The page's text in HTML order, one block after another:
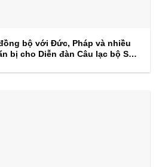
bộ với Đức, Pháp và nhiều
bị cho Diễn đàn Câu lạc bộ Sự